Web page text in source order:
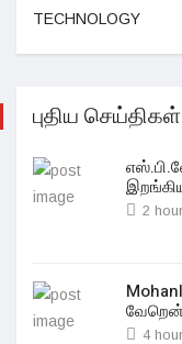
TECHNOLOGY
புதிய செய்திகள்
2
4